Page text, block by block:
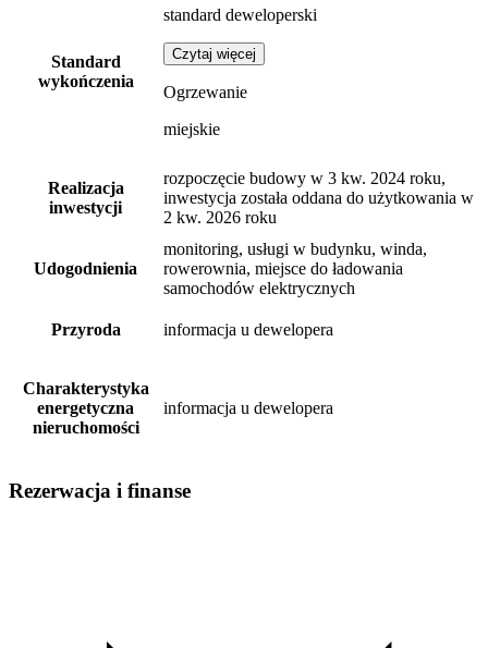
Standard
wykończenia
standard deweloperski
Czytaj więcej
Ogrzewanie
miejskie
Realizacja
inwestycji
rozpoczęcie budowy w 3 kw. 2024 roku,
inwestycja została oddana do użytkowania w
2 kw. 2026 roku
Udogodnienia
monitoring, usługi w budynku, winda,
rowerownia, miejsce do ładowania
samochodów elektrycznych
Przyroda informacja u dewelopera
Charakterystyka
energetyczna
nieruchomości
informacja u dewelopera
Rezerwacja i finanse